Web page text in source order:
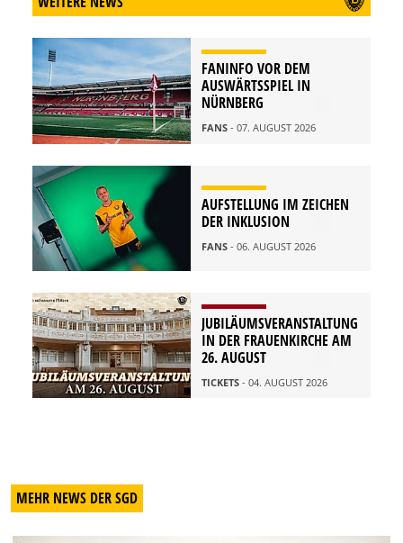
FANINFO VOR DEM
AUSWÄRTSSPIEL IN
NÜRNBERG
FANS - 07. AUGUST 2026
AUFSTELLUNG IM ZEICHEN
DER INKLUSION
FANS - 06. AUGUST 2026
JUBILÄUMSVERANSTALTUNG
IN DER FRAUENKIRCHE AM
26. AUGUST
TICKETS - 04. AUGUST 2026
MEHR NEWS DER SGD